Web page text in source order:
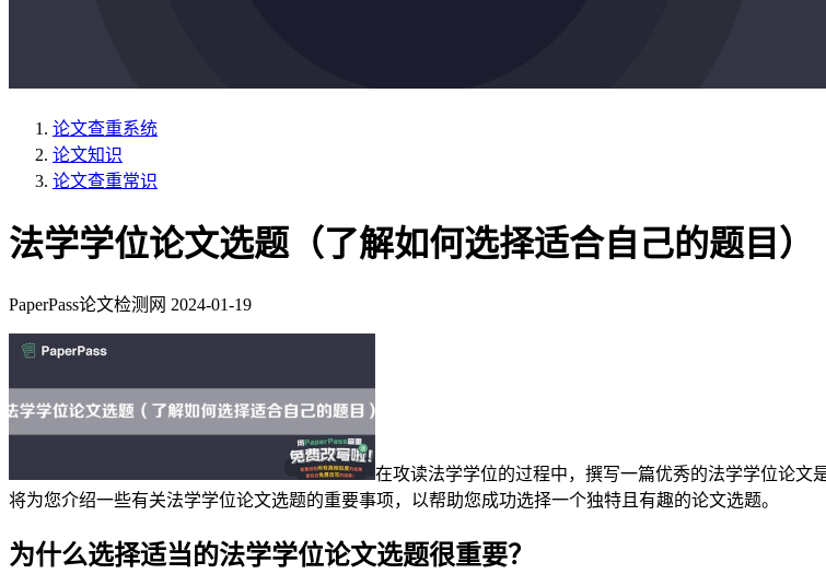
论文查重系统
论文知识
论文查重常识
法学学位论文选题（了解如何选择适合自己的题目）
PaperPass论文检测网 2024-01-19
在攻读法学学位的过程中，撰写一篇优秀的法学学位论
将为您介绍一些有关法学学位论文选题的重要事项，以帮助您成功选择一个独特且有趣的论文选题。
为什么选择适当的法学学位论文选题很重要？